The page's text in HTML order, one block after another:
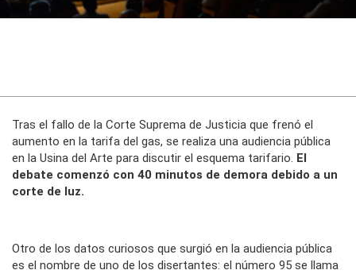
Tras el fallo de la Corte Suprema de Justicia que frenó el
aumento en la tarifa del gas, se realiza una audiencia pública
en la Usina del Arte para discutir el esquema tarifario. El
debate comenzó con 40 minutos de demora debido a un
corte de luz.
Otro de los datos curiosos que surgió en la audiencia pública
es el nombre de uno de los disertantes: el número 95 se llama